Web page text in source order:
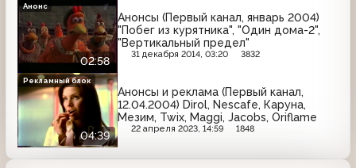
02:58
Анонсы (Первый канал, январь 2004)
"Побег из курятника", "Один дома-2",
"Вертикальный предел"
31 декабря 2014, 03:20 3832
Анонс
04:39
Анонсы и реклама (Первый канал,
12.04.2004) Dirol, Nescafe, Каруна,
Мезим, Twix, Maggi, Jacobs, Oriflame
22 апреля 2023, 14:59 1848
Рекламный блок